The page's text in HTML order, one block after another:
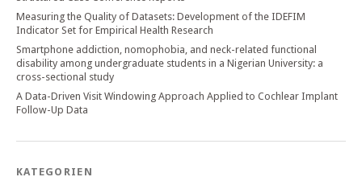
Measuring the Quality of Datasets: Development of the IDEFIM
Indicator Set for Empirical Health Research
Smartphone addiction, nomophobia, and neck-related functional
disability among undergraduate students in a Nigerian University: a
cross-sectional study
A Data-Driven Visit Windowing Approach Applied to Cochlear Implant
Follow-Up Data
KATEGORIEN